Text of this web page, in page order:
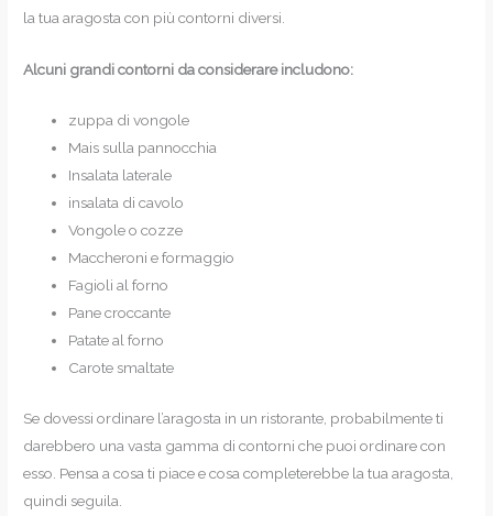
la tua aragosta con più contorni diversi.
Alcuni grandi contorni da considerare includono:
zuppa di vongole
Mais sulla pannocchia
Insalata laterale
insalata di cavolo
Vongole o cozze
Maccheroni e formaggio
Fagioli al forno
Pane croccante
Patate al forno
Carote smaltate
Se dovessi ordinare l’aragosta in un ristorante, probabilmente ti
darebbero una vasta gamma di contorni che puoi ordinare con
esso. Pensa a cosa ti piace e cosa completerebbe la tua aragosta,
quindi seguila.